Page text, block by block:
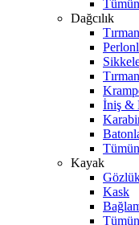
Dağcılık
İniş &
Kayak
Kask